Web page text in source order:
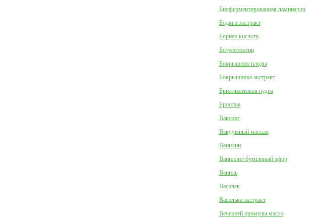
Биоферментированная ламинария
Бодяги экстракт
Борная кислота
Ботулотоксин
Боярышник плоды
Боярышника экстракт
Бриллиантовая пудра
Броссаж
Ваксинг
Вакуумный массаж
Ванилин
Ваниллил бутиловый эфир
Ваниль
Василек
Василька экстракт
Вечерней примулы масло